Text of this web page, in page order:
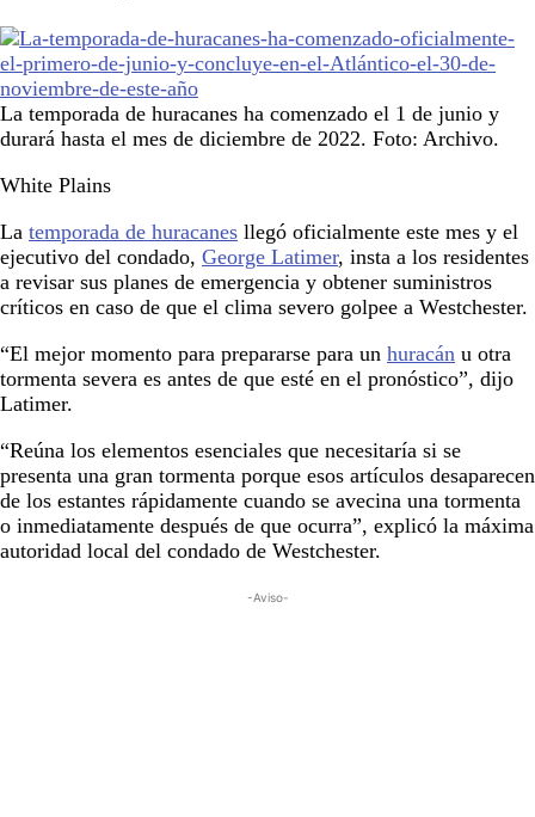
La temporada de huracanes ha comenzado el 1 de junio y
durará hasta el mes de diciembre de 2022. Foto: Archivo.
White Plains
La temporada de huracanes llegó oficialmente este mes y el
ejecutivo del condado, George Latimer, insta a los residentes
a revisar sus planes de emergencia y obtener suministros
críticos en caso de que el clima severo golpee a Westchester.
“El mejor momento para prepararse para un huracán u otra
tormenta severa es antes de que esté en el pronóstico”, dijo
Latimer.
“Reúna los elementos esenciales que necesitaría si se
presenta una gran tormenta porque esos artículos desaparecen
de los estantes rápidamente cuando se avecina una tormenta
o inmediatamente después de que ocurra”, explicó la máxima
autoridad local del condado de Westchester.
-Aviso-